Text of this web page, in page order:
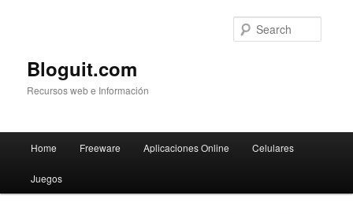
Bloguit.com
Recursos web e Información
Skip
to
Home Freeware Aplicaciones Online Celulares
Juegos